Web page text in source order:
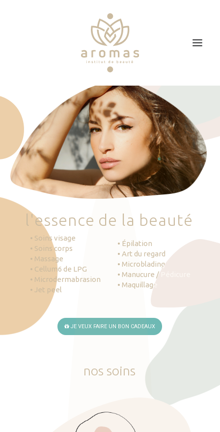
Soins
Je veux faire un bon cadeau
Plan d’accès
Prendre RDV
'essence de la beauté
• Soins visage
• Soins corps
• Massage
• Cellum6 de LPG
• Microdermabrasion
• Jet peel
• Épilation
• Art du regard
• Microblading
• Manucure / Pédicure
• Maquillage
JE VEUX FAIRE UN BON CADEAUX
nos soins